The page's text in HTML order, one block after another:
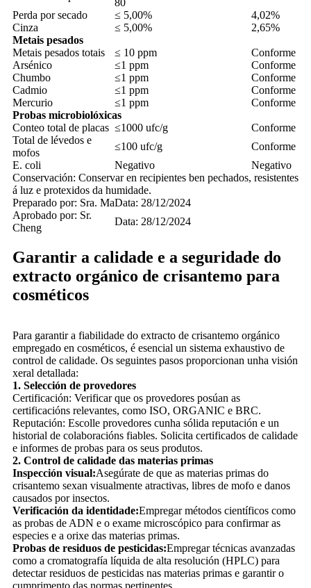
80
Perda por secado
≤ 5,00%
4,02%
Cinza
≤ 5,00%
2,65%
Metais pesados
Metais pesados ​​totais
≤ 10 ppm
Conforme
Arsénico
≤1 ppm
Conforme
Chumbo
≤1 ppm
Conforme
Cadmio
≤1 ppm
Conforme
Mercurio
≤1 ppm
Conforme
Probas microbiolóxicas
Conteo total de placas ≤1000 ufc/g
Conforme
Total de lévedos e
mofos
≤100 ufc/g
Conforme
E. coli
Negativo
Negativo
Conservación: Conservar en recipientes ben pechados, resistentes
á luz e protexidos da humidade.
Preparado por: Sra. MaData: 28/12/2024
Aprobado por: Sr.
Cheng
Data: 28/12/2024
Garantir a calidade e a seguridade do
extracto orgánico de crisantemo para
cosméticos
Para garantir a fiabilidade do extracto de crisantemo orgánico
empregado en cosméticos, é esencial un sistema exhaustivo de
control de calidade. Os seguintes pasos proporcionan unha visión
xeral detallada:
1. Selección de provedores
Certificación: Verificar que os provedores posúan as
certificacións relevantes, como ISO, ORGANIC e BRC.
Reputación: Escolle provedores cunha sólida reputación e un
historial de colaboracións fiables. Solicita certificados de calidade
e informes de probas para os seus produtos.
2. Control de calidade das materias primas
Inspección visual:Asegúrate de que as materias primas do
crisantemo sexan visualmente atractivas, libres de mofo e danos
causados ​​por insectos.
Verificación da identidade:Empregar métodos científicos como
as probas de ADN e o exame microscópico para confirmar as
especies e a orixe das materias primas.
Probas de residuos de pesticidas:Empregar técnicas avanzadas
como a cromatografía líquida de alta resolución (HPLC) para
detectar residuos de pesticidas nas materias primas e garantir o